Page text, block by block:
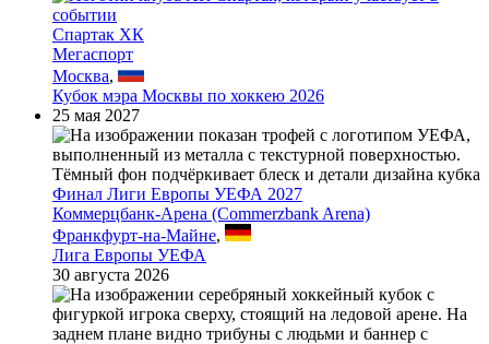
Спартак ХК
Мегаспорт
Москва,
Кубок мэра Москвы по хоккею 2026
25 мая 2027
Финал Лиги Европы УЕФА 2027
Коммерцбанк-Арена (Commerzbank Arena)
Франкфурт-на-Майне,
Лига Европы УЕФА
30 августа 2026